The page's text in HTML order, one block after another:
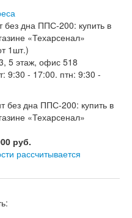
1шт.)
5 этаж, офис 518
9:30 - 17:00. птн: 9:30 -
руб.
рассчитывается